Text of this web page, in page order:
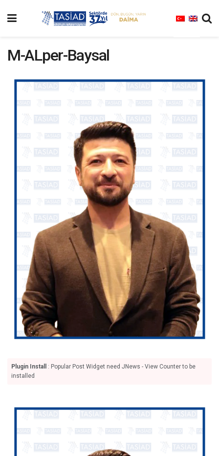
M-ALper-Baysal
Plugin Install
: Popular Post Widget need JNews - View Counter to be
installed